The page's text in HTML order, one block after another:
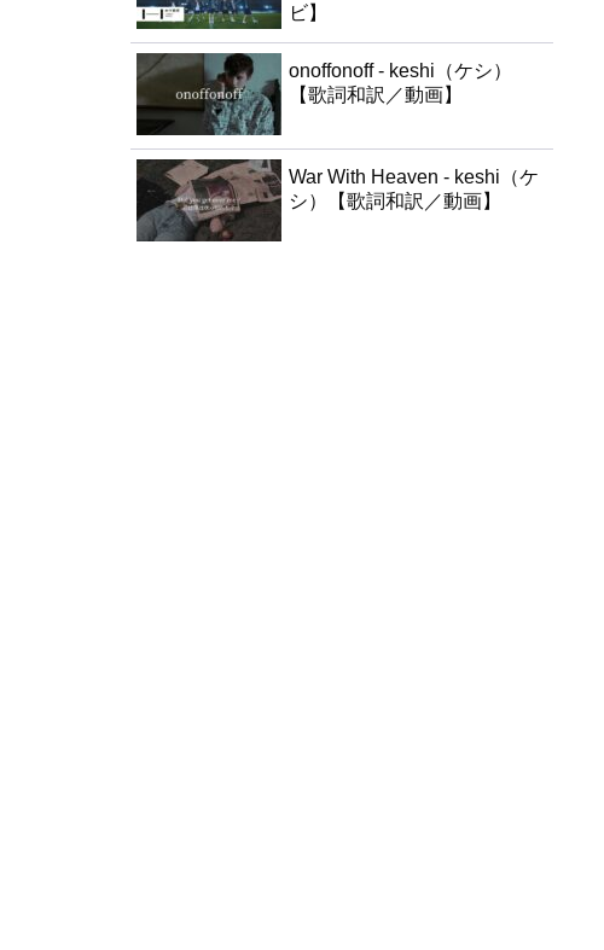
ビ】
onoffonoff - keshi（ケシ）
【歌詞和訳／動画】
War With Heaven - keshi（ケ
シ）【歌詞和訳／動画】